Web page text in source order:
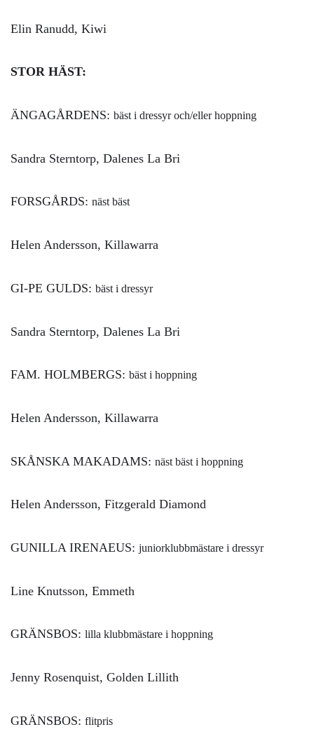
Elin Ranudd, Kiwi
STOR HÄST:
ÄNGAGÅRDENS: bäst i dressyr och/eller hoppning
Sandra Sterntorp, Dalenes La Bri
FORSGÅRDS: näst bäst
Helen Andersson, Killawarra
GI-PE GULDS: bäst i dressyr
Sandra Sterntorp, Dalenes La Bri
FAM. HOLMBERGS: bäst i hoppning
Helen Andersson, Killawarra
SKÅNSKA MAKADAMS: näst bäst i hoppning
Helen Andersson, Fitzgerald Diamond
GUNILLA IRENAEUS: juniorklubbmästare i dressyr
Line Knutsson, Emmeth
GRÄNSBOS: lilla klubbmästare i hoppning
Jenny Rosenquist, Golden Lillith
GRÄNSBOS: flitpris